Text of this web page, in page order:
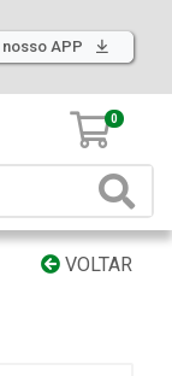
nosso APP
0
VOLTAR